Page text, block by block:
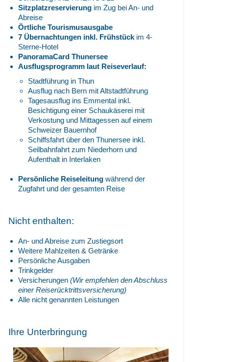
Sitzplatzreservierung im Zug bei An- und
Abreise
Örtliche Tourismusausgabe
7 Übernachtungen inkl. Frühstück im 4-
Sterne-Hotel
PanoramaCard Thunersee
Ausflugsprogramm laut Reiseverlauf:
Stadtführung in Thun
Ausflug nach Bern mit Altstadtführung
Tagesausflug ins Emmental inkl.
Besichtigung einer Schaukäserei mit
Verkostung und Mittagessen auf einem
Schweizer Bauernhof
Schiffsfahrt über den Thunersee inkl.
Seilbahnfahrt zum Niederhorn und
Aufenthalt in Interlaken
Persönliche Reiseleitungwährend der
Zugfahrt und der gesamten Reise
Nicht enthalten:
An- und Abreise zum Zustiegsort
Weitere Mahlzeiten & Getränke
Persönliche Ausgaben
Trinkgelder
Versicherungen(Wir empfehlen den Abschluss
einer Reiserücktrittsversicherung)
Alle nicht genannten Leistungen
Ihre Unterbringung